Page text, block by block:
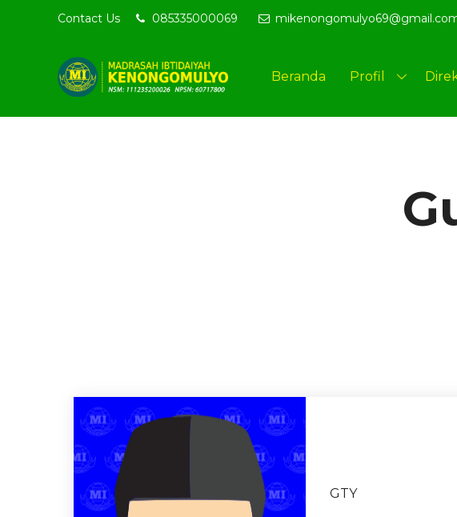
Contact Us 085335000069
Selamat Datang di website resmi MI
Beranda Profil
GTY